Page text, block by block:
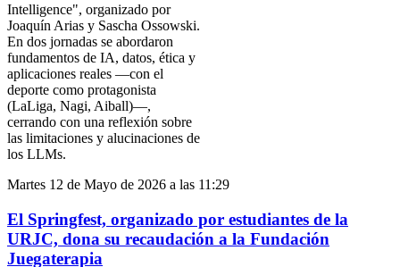
Intelligence", organizado por
Joaquín Arias y Sascha Ossowski.
En dos jornadas se abordaron
fundamentos de IA, datos, ética y
aplicaciones reales —con el
deporte como protagonista
(LaLiga, Nagi, Aiball)—,
cerrando con una reflexión sobre
las limitaciones y alucinaciones de
los LLMs.
Martes 12 de Mayo de 2026 a las 11:29
El Springfest, organizado por estudiantes de la
URJC, dona su recaudación a la Fundación
Juegaterapia